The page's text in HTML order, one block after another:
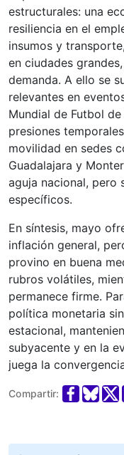
estructurales: una
resiliencia en el
insumos y
en ciudades
demanda. A ello se
relevantes en
Mundial de Futbol
presiones
movilidad en sedes
Guadalajara y
aguja nacional, pero
específicos.
En síntesis, mayo
inflación general,
provino en buena
rubros volátiles,
permanece firme.
política monetaria
estacional,
subyacente y en la
juega la
Compartir: